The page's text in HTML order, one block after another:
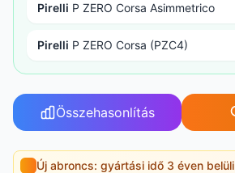
Pirelli P ZERO Corsa Asimmetrico
Pirelli P ZERO Corsa (PZC4)
Összehasonlítás
Új abroncs: gyártási idő 3 éven belüli